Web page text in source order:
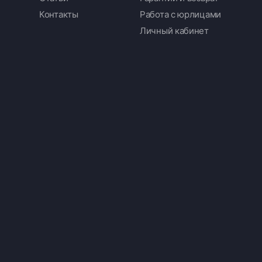
Контакты
Работа с юрлицами
Личный кабинет